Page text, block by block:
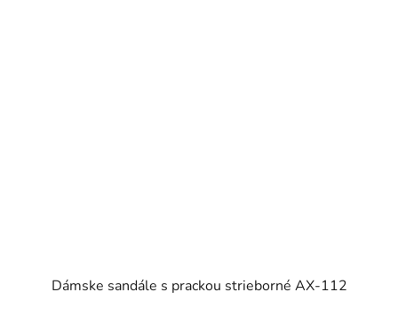
Dámske sandále s prackou strieborné AX-112